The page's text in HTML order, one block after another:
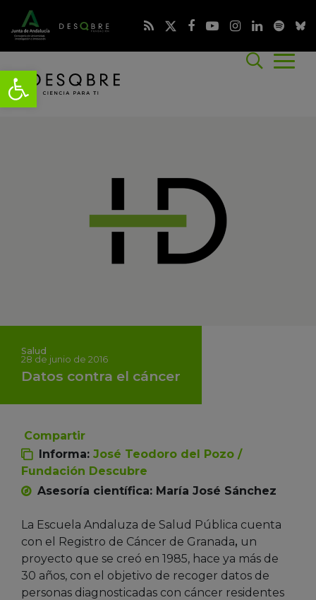
Salud
28 de junio de 2016
Datos contra el cáncer
Compartir
Informa: José Teodoro del Pozo /
Fundación Descubre
Asesoría científica: María José Sánchez
La Escuela Andaluza de Salud Pública cuenta
con el Registro de Cáncer de Granada, un
proyecto que se creó en 1985, hace ya más de
30 años, con el objetivo de recoger datos de
personas diagnosticadas con cáncer residentes